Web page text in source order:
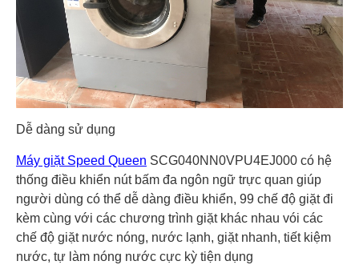
Dễ dàng sử dụng
Máy giặt Speed Queen SCG040NN0VPU4EJ000 có hệ
thống điều khiển nút bấm đa ngôn ngữ trực quan giúp
người dùng có thể dễ dàng điều khiển, 99 chế độ giặt đi
kèm cùng với các chương trình giặt khác nhau vói các
chế độ giặt nước nóng, nước lạnh, giặt nhanh, tiết kiệm
nước, tự làm nóng nước cực kỳ tiện dụng